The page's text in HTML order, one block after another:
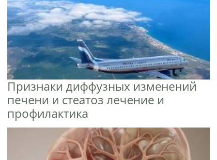
Признаки диффузных изменений
печени и стеатоз лечение и
профилактика